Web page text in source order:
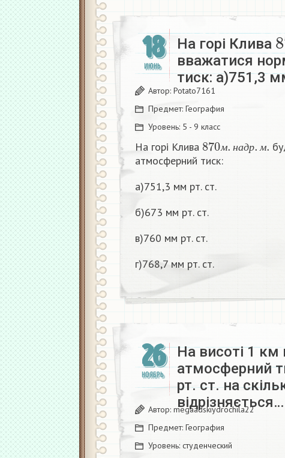
18
ИЮНЬ
На горі Клива
вважатися
тиск: а)751,3
Автор: Potato7161
Предмет: География
Уровень: 5 - 9 класс
На горі Клива м н а д р м
870
атмосферний тиск:
а)751,3 мм рт. ст.
б)673 мм рт. ст.
в)760 мм рт. ст.
г)768,7 мм рт. ст.
26
НОЯБРЬ
На висоті 1 км
атмосферний
рт. ст. на
відрізняється…
Автор: megaadskiydrochila22
Предмет: География
Уровень: студенческий